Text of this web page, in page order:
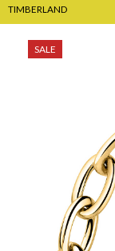
TIMBERLAND
SALE